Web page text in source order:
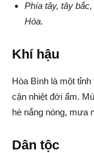
Phía tây, tây
Hóa.
Khí hậu
Hòa Bình là một
cận nhiệt đới ẩm.
hè nắng nóng, mưa
Dân tộc